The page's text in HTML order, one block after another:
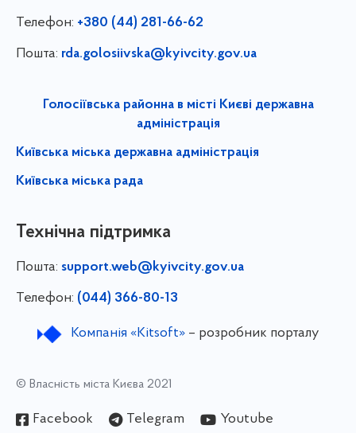
Телефон: +380 (44) 281-66-62
Пошта: rda.golosiivska@kyivcity.gov.ua
Голосіївська районна в місті Києві державна
адміністрація
Київська міська державна адміністрація
Київська міська рада
Технічна підтримка
Пошта: support.web@kyivcity.gov.ua
Телефон: (044) 366-80-13
Компанія «Kitsoft»– розробник порталу
© Власність міста Києва 2021
Facebook Telegram Youtube